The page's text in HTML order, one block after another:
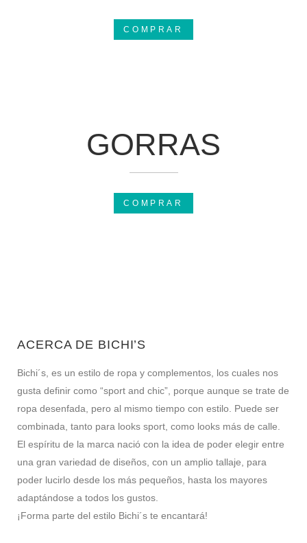
COMPRAR
GORRAS
COMPRAR
ACERCA DE BICHI’S
Bichi´s, es un estilo de ropa y complementos, los cuales nos
gusta definir como “sport and chic”, porque aunque se trate de
ropa desenfada, pero al mismo tiempo con estilo. Puede ser
combinada, tanto para looks sport, como looks más de calle.
El espíritu de la marca nació con la idea de poder elegir entre
una gran variedad de diseños, con un amplio tallaje, para
poder lucirlo desde los más pequeños, hasta los mayores
adaptándose a todos los gustos.
¡Forma parte del estilo Bichi´s te encantará!